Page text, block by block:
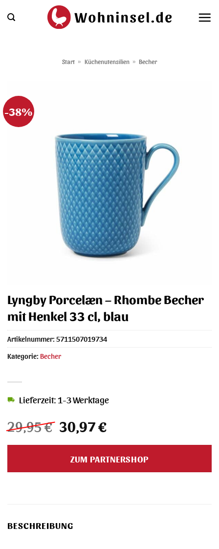
Inhalt
Start » Küchenutensilien » Becher
-38%
Lyngby Porcelæn – Rhombe Becher
mit Henkel 33 cl, blau
29,95€ Ursprünglicher
Preis
war:
29,95 €
30,97€Aktueller
ist:
30,97 €.
Lieferzeit: 1-3 Werktage
ZUM PARTNERSHOP
Artikelnummer: 5711507019734
Kategorie: Becher
BESCHREIBUNG